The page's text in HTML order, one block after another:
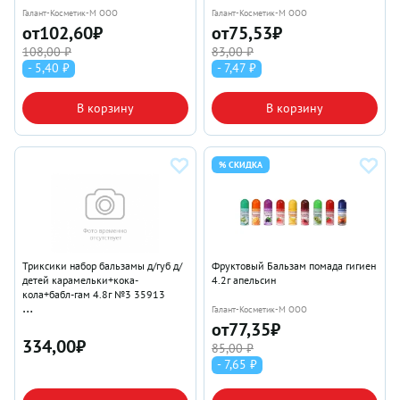
Галант-Косметик-М ООО
от102,60₽
108,00 ₽
- 5,40 ₽
В корзину
Галант-Косметик-М ООО
от75,53₽
83,00 ₽
- 7,47 ₽
В корзину
Триксики набор бальзамы д/губ д/
детей карамельки+кока-
кола+бабл-гам 4.8г №3 35913
334,00₽
% СКИДКА
Фруктовый Бальзам помада гигиен
4.2г апельсин
Галант-Косметик-М ООО
от77,35₽
85,00 ₽
- 7,65 ₽